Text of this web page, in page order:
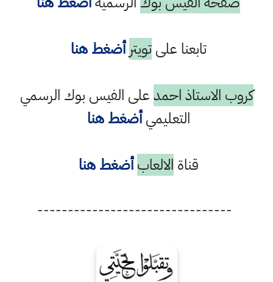
تابعنا علىتويتر أضغط هنا
كروب الاستاذ احمدعلى الفيس بوك الرسمي
التعليميأضغط هنا
قناة الالعاب أضغط هنا
--------------------------------